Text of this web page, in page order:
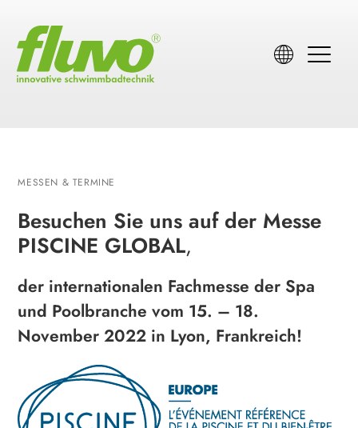
MESSEN & TERMINE
Besuchen Sie uns auf der Messe
PISCINE GLOBAL,
der internationalen Fachmesse der Spa
und Poolbranche vom 15. – 18.
November 2022 in Lyon, Frankreich!